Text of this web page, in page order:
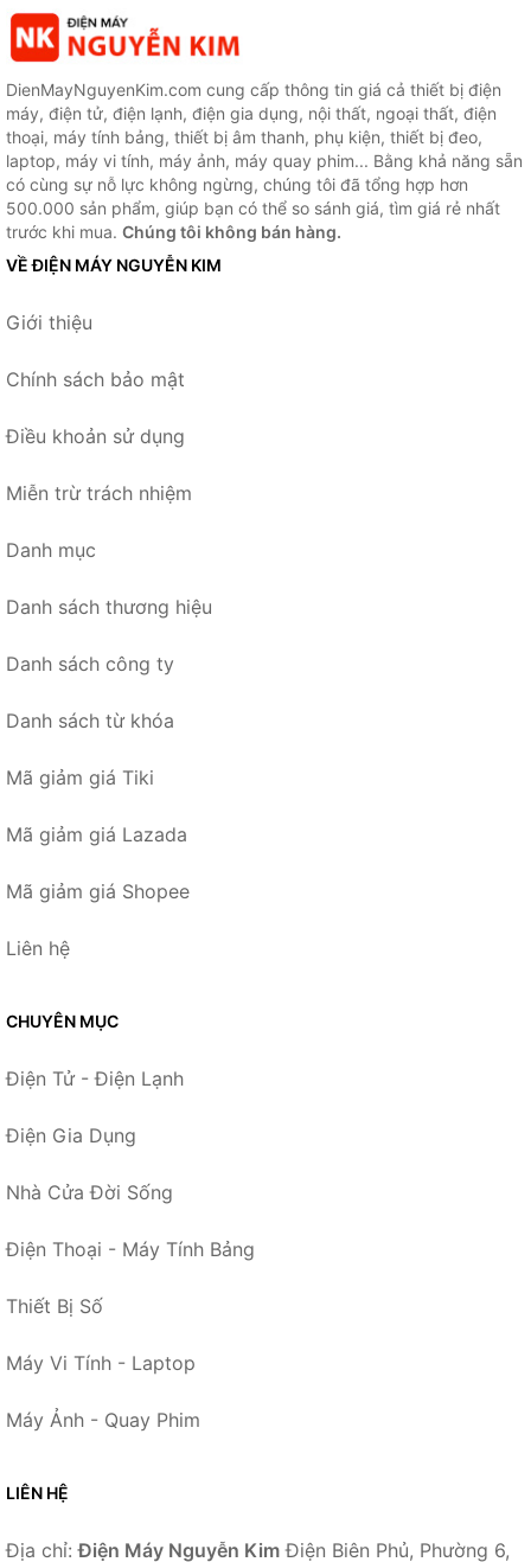
DienMayNguyenKim.com cung cấp thông tin giá cả thiết bị điện
máy, điện tử, điện lạnh, điện gia dụng, nội thất, ngoại thất, điện
thoại, máy tính bảng, thiết bị âm thanh, phụ kiện, thiết bị đeo,
laptop, máy vi tính, máy ảnh, máy quay phim... Bằng khả năng sẵn
có cùng sự nỗ lực không ngừng, chúng tôi đã tổng hợp hơn
500.000 sản phẩm, giúp bạn có thể so sánh giá, tìm giá rẻ nhất
trước khi mua. Chúng tôi không bán hàng.
VỀ ĐIỆN MÁY NGUYỄN KIM
Giới thiệu
Chính sách bảo mật
Điều khoản sử dụng
Miễn trừ trách nhiệm
Danh mục
Danh sách thương hiệu
Danh sách công ty
Danh sách từ khóa
Mã giảm giá Tiki
Mã giảm giá Lazada
Mã giảm giá Shopee
Liên hệ
CHUYÊN MỤC
Điện Tử - Điện Lạnh
Điện Gia Dụng
Nhà Cửa Đời Sống
Điện Thoại - Máy Tính Bảng
Thiết Bị Số
Máy Vi Tính - Laptop
Máy Ảnh - Quay Phim
LIÊN HỆ
Địa chỉ:Điện Máy Nguyễn Kim Điện Biên Phủ, Phường 6,